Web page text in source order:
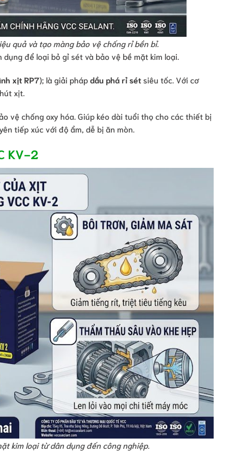
quả và tạo màng bảo vệ chống rỉ bền bỉ.
để loại bỏ gỉ sét và bảo vệ bề mặt kim loại.
xịt RP7); là giải phápdầu phá rỉ sét siêu tốc. Với cơ
xịt.
vệ chống oxy hóa. Giúp kéo dài tuổi thọ cho các thiết bị
tiếp xúc với độ ẩm, dễ bị ăn mòn.
KV-2
kim loại từ dân dụng đến công nghiệp.